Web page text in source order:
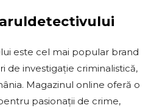
este cel mai popular brand
de investigație criminalistică,
Magazinul online oferă o
pasionații de crime,